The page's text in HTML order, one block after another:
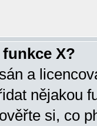
X?
a
nějakou
si, co